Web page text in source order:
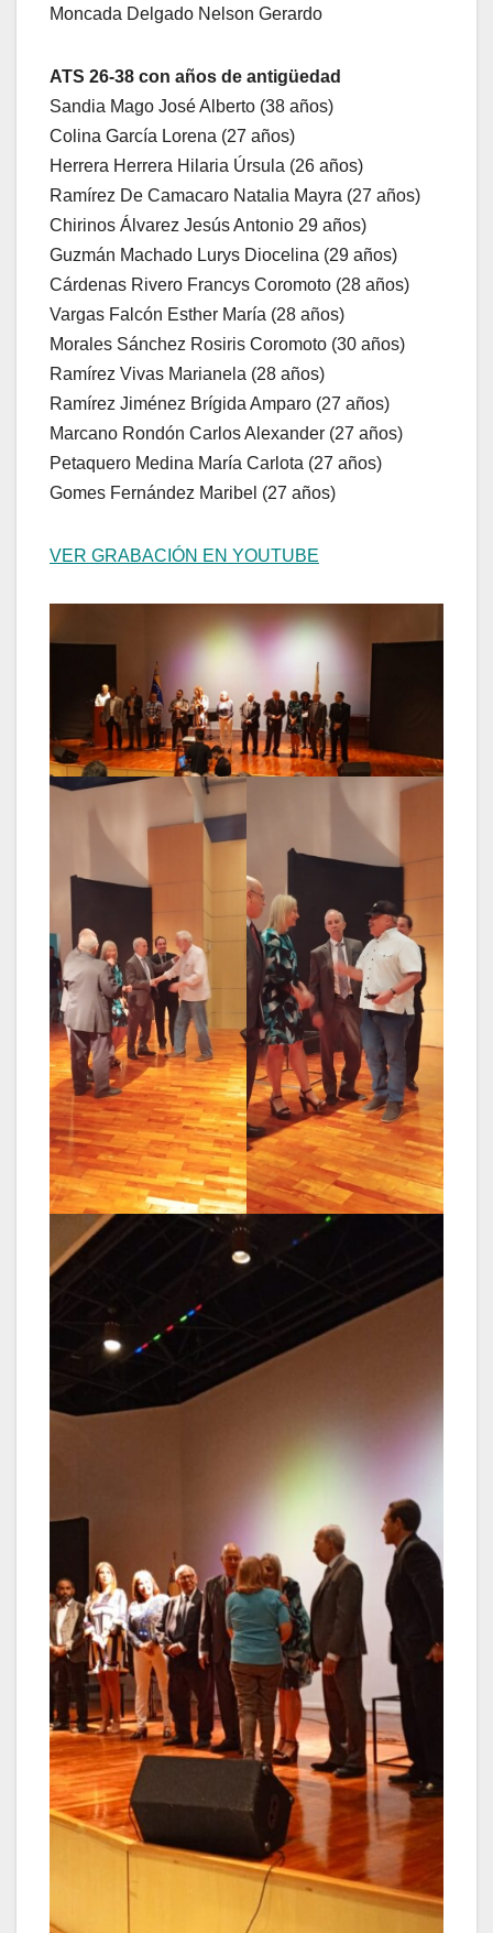
Moncada Delgado Nelson Gerardo
ATS 26-38 con años de antigüedad
Sandia Mago José Alberto (38 años)
Colina García Lorena (27 años)
Herrera Herrera Hilaria Úrsula (26 años)
Ramírez De Camacaro Natalia Mayra (27 años)
Chirinos Álvarez Jesús Antonio 29 años)
Guzmán Machado Lurys Diocelina (29 años)
Cárdenas Rivero Francys Coromoto (28 años)
Vargas Falcón Esther María (28 años)
Morales Sánchez Rosiris Coromoto (30 años)
Ramírez Vivas Marianela (28 años)
Ramírez Jiménez Brígida Amparo (27 años)
Marcano Rondón Carlos Alexander (27 años)
Petaquero Medina María Carlota (27 años)
Gomes Fernández Maribel (27 años)
VER GRABACIÓN EN YOUTUBE